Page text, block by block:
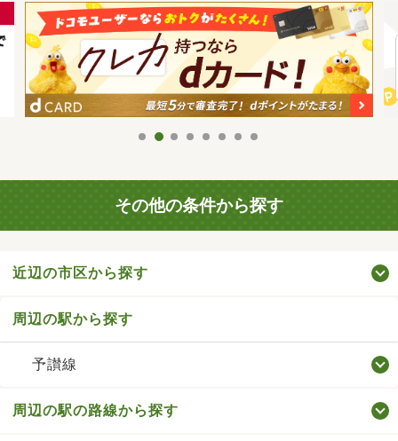
その他の条件から探す
近辺の市区から探す
周辺の駅から探す
予讃線
周辺の駅の路線から探す